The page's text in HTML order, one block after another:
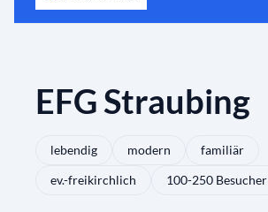
EFG Straubing
lebendig modern
familiär
ev.-freikirchlich
100-250 Besucher